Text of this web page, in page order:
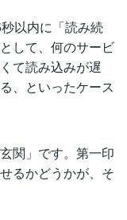
以内に「読み続
して、何のサービ
て読み込みが遅
、といったケース
関」です。第一印
るかどうかが、そ